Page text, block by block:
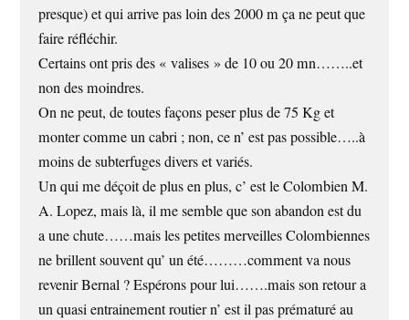
presque) et qui arrive pas loin des 2000 m ça ne peut que
faire réfléchir.
Certains ont pris des « valises » de 10 ou 20 mn……..et
non des moindres.
On ne peut, de toutes façons peser plus de 75 Kg et
monter comme un cabri ; non, ce n’ est pas possible…..à
moins de subterfuges divers et variés.
Un qui me déçoit de plus en plus, c’ est le Colombien M.
A. Lopez, mais là, il me semble que son abandon est du
a une chute……mais les petites merveilles Colombiennes
ne brillent souvent qu’ un été………comment va nous
revenir Bernal ? Espérons pour lui…….mais son retour a
un quasi entrainement routier n’ est il pas prématuré au